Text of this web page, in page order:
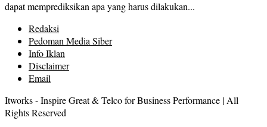
dapat memprediksikan apa yang harus dilakukan...
Redaksi
Pedoman Media Siber
Info Iklan
Disclaimer
Email
Itworks - Inspire Great & Telco for Business Performance | All
Rights Reserved